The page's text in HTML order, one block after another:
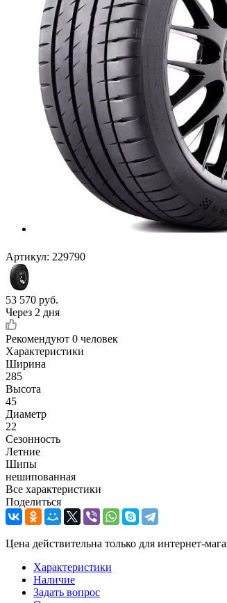
Артикул: 229790
53 570 руб.
Через 2 дня
Рекомендуют 0 человек
Характеристики
Ширина
285
Высота
45
Диаметр
22
Сезонность
Летние
Шипы
нешипованная
Все характеристики
Поделиться
Цена действительна только для интернет-
Характеристики
Наличие
Задать вопрос